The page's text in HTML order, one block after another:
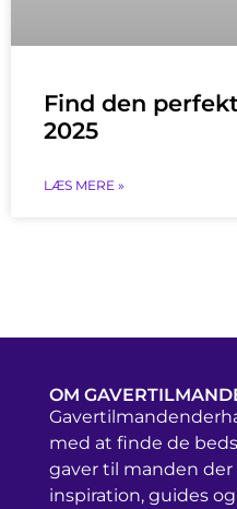
Find den
2025
LÆS MERE »
OM
med at finde de
gaver til manden der
inspiration, guides